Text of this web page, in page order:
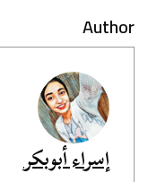
Author
إسراء أبوبكر